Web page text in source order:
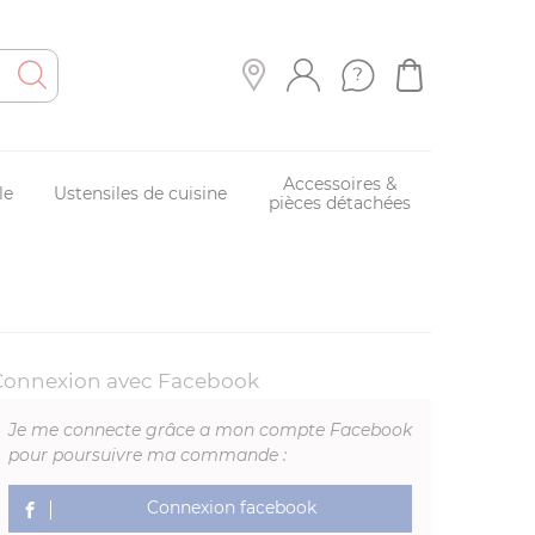
Ustensiles de cuisine
Accessoires &
pièces détachées
avec Facebook
Je me connecte grâce a mon compte Facebook
pour poursuivre ma commande :
Connexion facebook